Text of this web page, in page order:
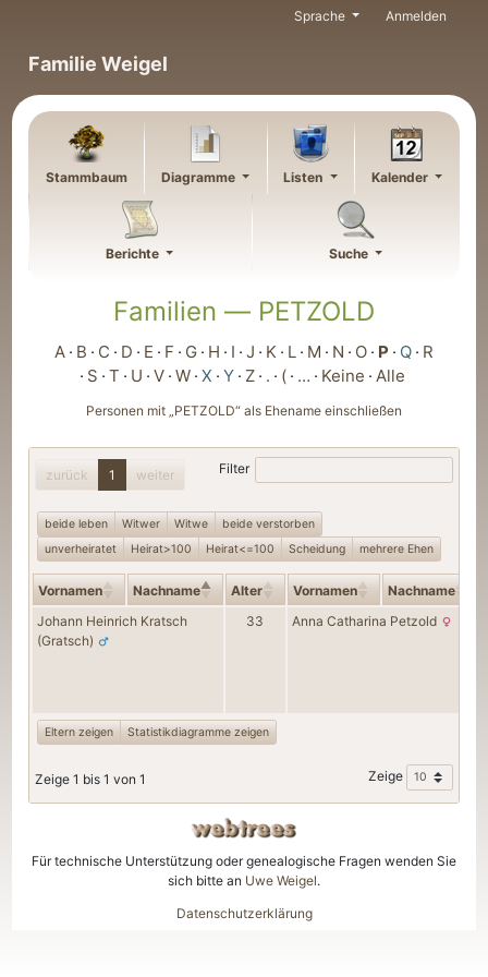
Familie Weigel
Sprache Anmelden
Stammbaum Diagramme Listen Kalender
Berichte Suche
Familien — PETZOLD
A B C D E F G H I J K L M N O P Q R
S T U V W X Y Z . ( … Keine Alle
Personen mit „PETZOLD“ als Ehename einschließen
zurück 1 weiter Filter
beide leben Witwer Witwe
beide verstorben
unverheiratet
Heirat>100 Heirat<=100 Scheidung mehrere Ehen
Vornamen Nachname Alter Vornamen Nachname
Johann Heinrich Kratsch
(Gratsch)
33 Anna Catharina Petzold
Eltern zeigen Statistikdiagramme zeigen
Zeige 1 bis 1 von 1 Zeige
Für technische Unterstützung oder genealogische Fragen wenden Sie
sich bitte an Uwe Weigel.
Datenschutzerklärung